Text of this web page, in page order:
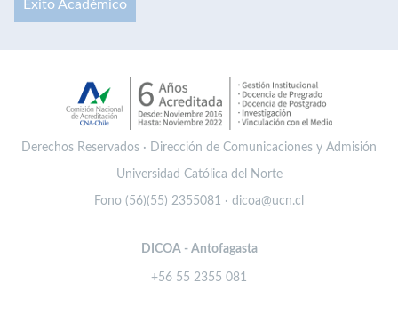
Éxito Académico
Derechos Reservados · Dirección de Comunicaciones y Admisión
Universidad Católica del Norte
Fono (56)(55) 2355081 · dicoa@ucn.cl
DICOA - Antofagasta
+56 55 2355 081